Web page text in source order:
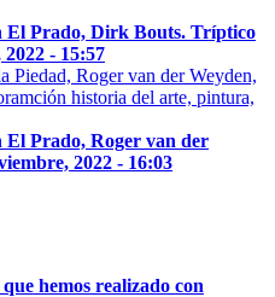
El Prado, Dirk Bouts. Tríptico
- 15:57
El Prado, Roger van der
2022 - 16:03
hemos realizado con